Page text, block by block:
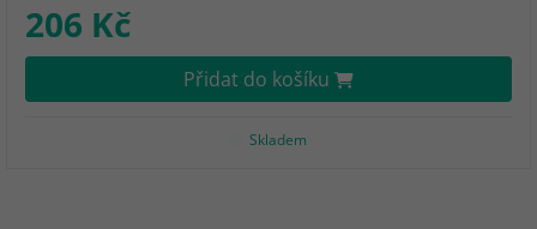
206 Kč
Přidat do košíku
Skladem